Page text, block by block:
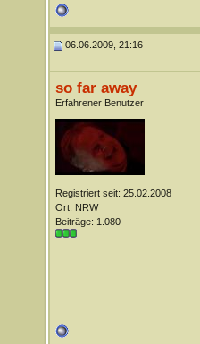
06.06.2009, 21:16
so far away
Erfahrener Benutzer
Registriert seit: 25.02.2008
Ort: NRW
Beiträge: 1.080